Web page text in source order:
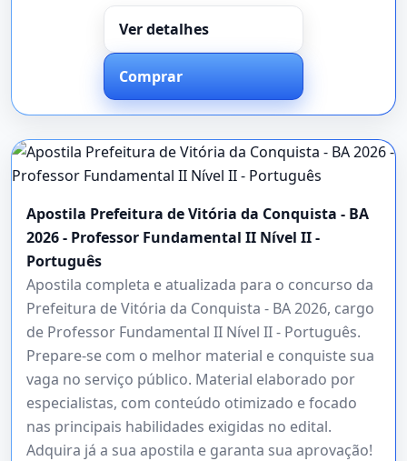
Ver detalhes
Comprar
Apostila Prefeitura de Vitória da Conquista - BA
2026 - Professor Fundamental II Nível II -
Português
Apostila completa e atualizada para o concurso da
Prefeitura de Vitória da Conquista - BA 2026, cargo
de Professor Fundamental II Nível II - Português.
Prepare-se com o melhor material e conquiste sua
vaga no serviço público. Material elaborado por
especialistas, com conteúdo otimizado e focado
nas principais habilidades exigidas no edital.
Adquira já a sua apostila e garanta sua aprovação!